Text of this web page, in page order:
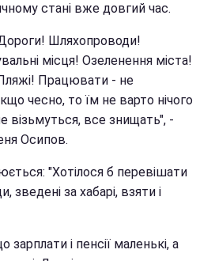
стані вже довгий час.
Шляхопроводи!
місця! Озеленення міста!
Працювати - не
чесно, то їм не варто нічого
візьмуться, все знищать", -
Осипов.
"Хотілося б перевішати
зведені за хабарі, взяти і
і пенсії маленькі, а